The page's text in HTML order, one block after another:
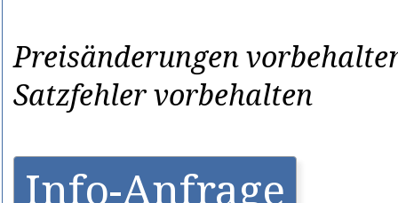
Preisänderungen
Satzfehler vorbehalten
Info-Anfrage